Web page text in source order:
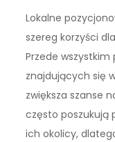
Lokalne
szereg korzyści
Przede
znajdujących się
zwiększa szanse
często poszukują
ich okolicy,